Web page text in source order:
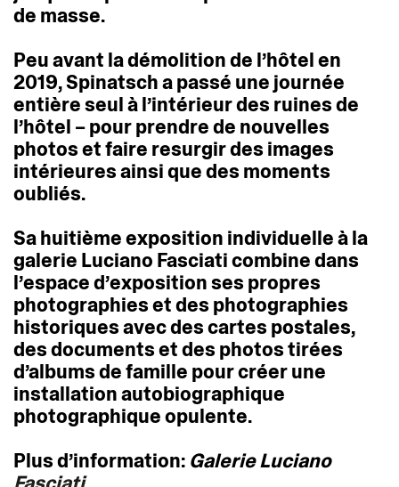
de masse.
Peuavant ladémolitionde l’hôtelen
2019,Spinatschapassé une journée
entièreseulàl’intérieurdes ruinesde
l’hôtel –pourprendrede nouvelles
photosetfaire resurgirdes images
intérieuresainsiquedes moments
oubliés.
Sahuitièmeexposition individuelleàla
galerie Luciano Fasciaticombinedans
l’espaced’expositionses propres
photographiesetdes photographies
historiquesavecdescartes postales,
desdocumentsetdes photostirées
d’albumsdefamille pourcréerune
installationautobiographique
photographiqueopulente.
Plusd’information: GalerieLuciano